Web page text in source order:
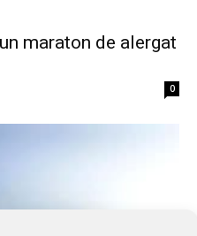
maraton de alergat
0